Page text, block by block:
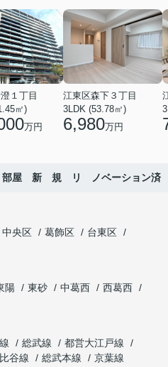
１丁目
㎡)
万円
江東区森下３丁目
3LDK (53.78㎡)
6,980万円
屋 新 規 リ ノベーション済
中央区 葛飾区
台東区
陽 東砂 中葛西
西葛西
総武線
都営大江戸線
谷線 総武本線
京葉線